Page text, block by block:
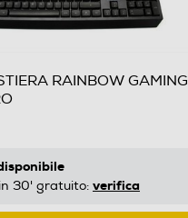
RAINBOW GAMING
30' gratuito: verifica